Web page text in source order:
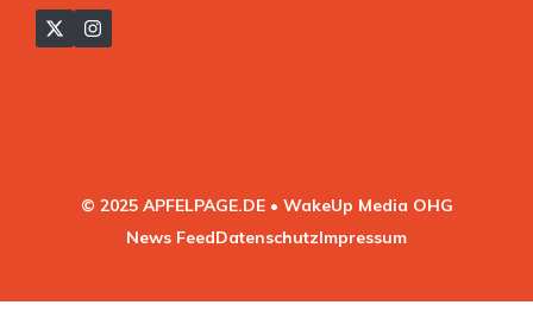
© 2025 APFELPAGE.DE • WakeUp Media OHG
News FeedDatenschutzImpressum